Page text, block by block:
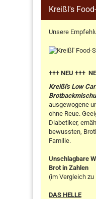
Kreißl's
Unsere
+++ NEU +++
Kreißl's Low
ausgewogene
ohne Reue.
Diabetiker,
bewussten,
Familie.
Unschlagbare
Brot in Zahlen
(im Vergleich
DAS HELLE